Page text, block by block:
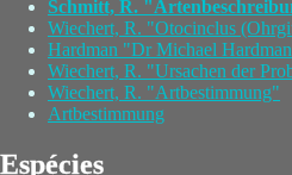
Schmitt, R.
Wiechert, R. "Otocinclus
Hardman "Dr Michael
Wiechert, R. "Ursachen der
Wiechert, R. "Artbestimmung"
Artbestimmung
Espécies